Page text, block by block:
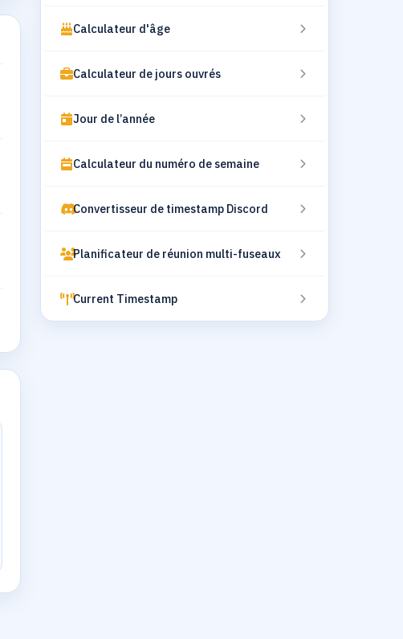
Calculateur d'âge
Calculateur de jours ouvrés
Jour de l’année
Calculateur du numéro de semaine
Convertisseur de timestamp Discord
Planificateur de réunion multi-fuseaux
Current Timestamp